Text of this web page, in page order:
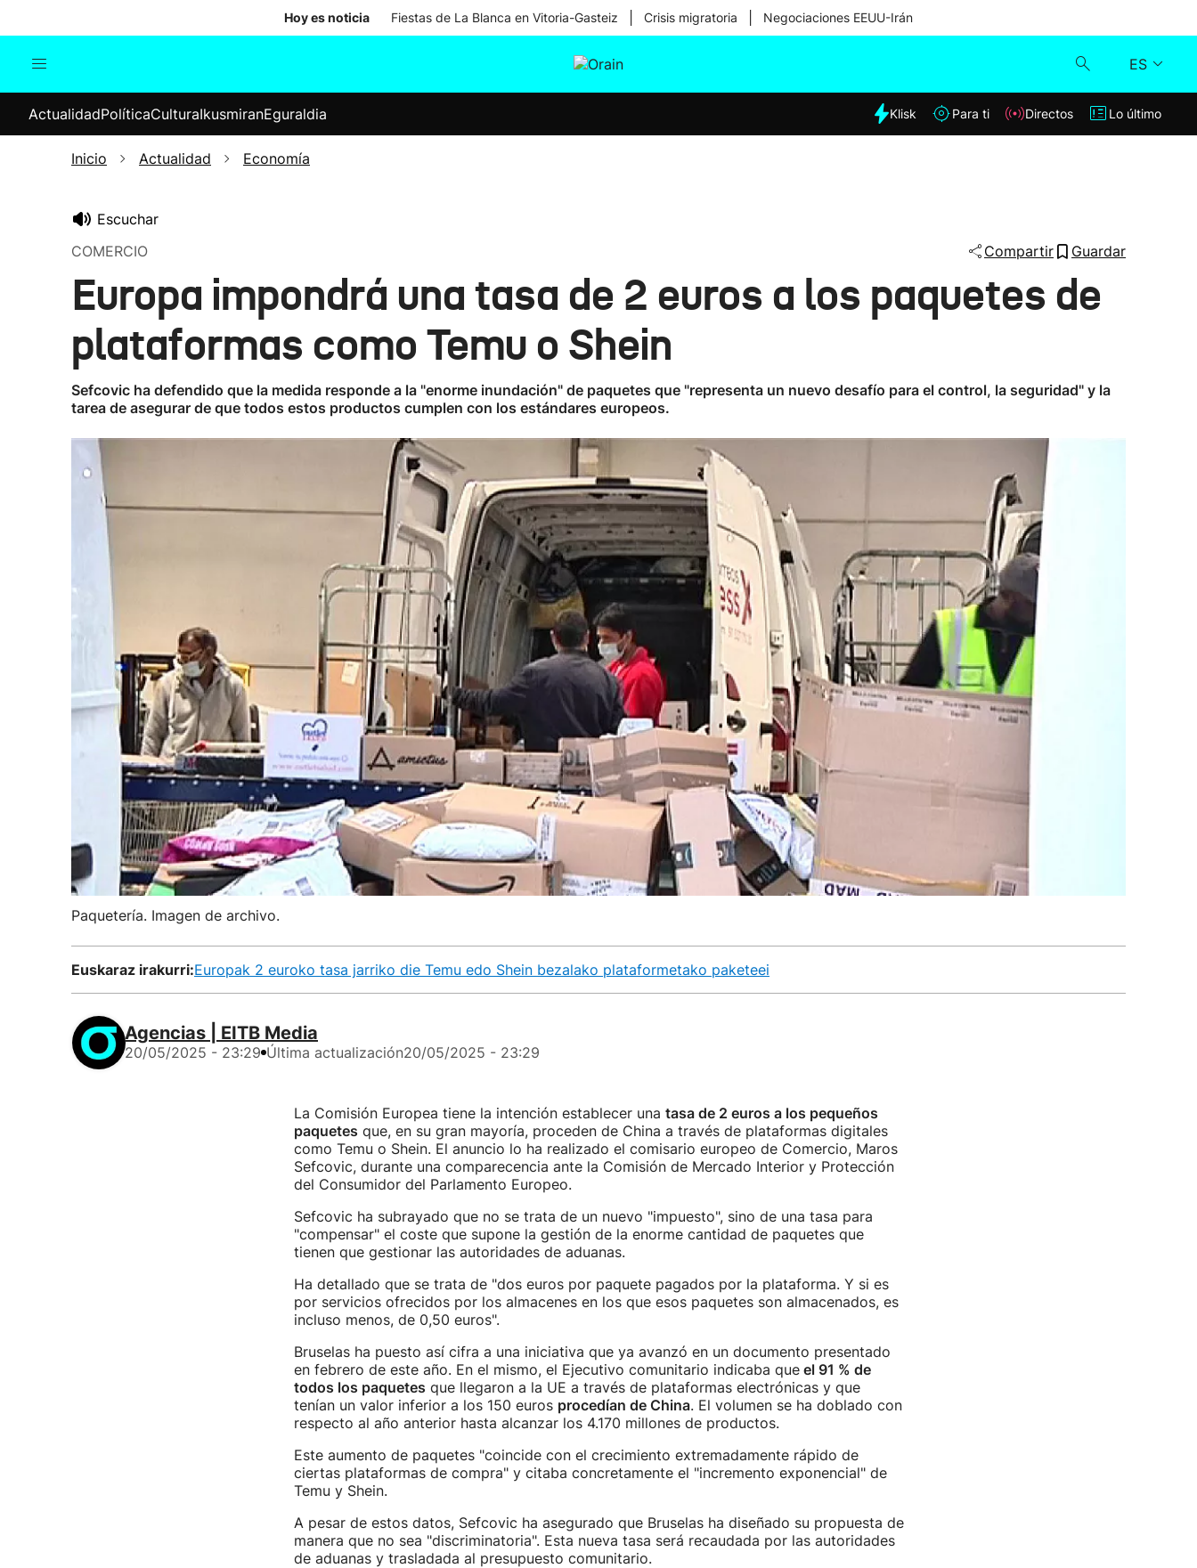
Hoy es noticia Fiestas de La Blanca en Vitoria-Gasteiz Crisis migratoria Negociaciones EEUU-Irán
ES
Internacional
Elecciones
Klisk
Lo último
ActualidadPolíticaCulturaIkusmiranEguraldia Klisk Para ti Directos Lo último
Inicio Actualidad Economía
Escuchar
COMERCIO
Compartir Guardar
Europa impondrá una tasa de 2 euros a los paquetes de
plataformas como Temu o Shein
Sefcovic ha defendido que la medida responde a la "enorme inundación" de paquetes que "representa un nuevo desafío para el control, la seguridad" y la
tarea de asegurar de que todos estos productos cumplen con los estándares europeos.
Paquetería. Imagen de archivo.
Euskaraz irakurri:Europak 2 euroko tasa jarriko die Temu edo Shein bezalako plataformetako paketeei
Agencias | EITB Media
20/05/2025 - 23:29 Última actualización20/05/2025 - 23:29
La Comisión Europea tiene la intención establecer una tasa de 2 euros a los pequeños
paquetes que, en su gran mayoría, proceden de China a través de plataformas digitales
como Temu o Shein. El anuncio lo ha realizado el comisario europeo de Comercio, Maros
Sefcovic, durante una comparecencia ante la Comisión de Mercado Interior y Protección
del Consumidor del Parlamento Europeo.
Sefcovic ha subrayado que no se trata de un nuevo "impuesto", sino de una tasa para
"compensar" el coste que supone la gestión de la enorme cantidad de paquetes que
tienen que gestionar las autoridades de aduanas.
Ha detallado que se trata de "dos euros por paquete pagados por la plataforma. Y si es
por servicios ofrecidos por los almacenes en los que esos paquetes son almacenados, es
incluso menos, de 0,50 euros".
Bruselas ha puesto así cifra a una iniciativa que ya avanzó en un documento presentado
en febrero de este año. En el mismo, el Ejecutivo comunitario indicaba queel 91 % de
todos los paquetes que llegaron a la UE a través de plataformas electrónicas y que
tenían un valor inferior a los 150 euros procedían de China. El volumen se ha doblado con
respecto al año anterior hasta alcanzar los 4.170 millones de productos.
Este aumento de paquetes "coincide con el crecimiento extremadamente rápido de
ciertas plataformas de compra" y citaba concretamente el "incremento exponencial" de
Temu y Shein.
A pesar de estos datos, Sefcovic ha asegurado que Bruselas ha diseñado su propuesta de
manera que no sea "discriminatoria". Esta nueva tasa será recaudada por las autoridades
de aduanas y trasladada al presupuesto comunitario.